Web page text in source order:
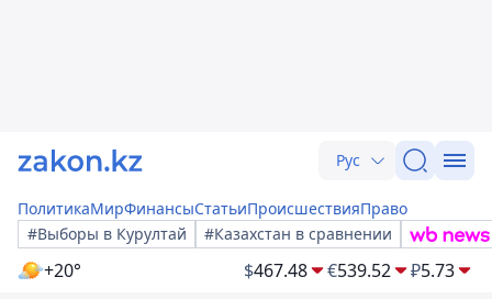
Рус
ПолитикаМирФинансыСтатьиПроисшествияПраво
#Выборы в Курултай
#Казахстан в сравнении
+20° $467.48 €539.52 ₽5.73